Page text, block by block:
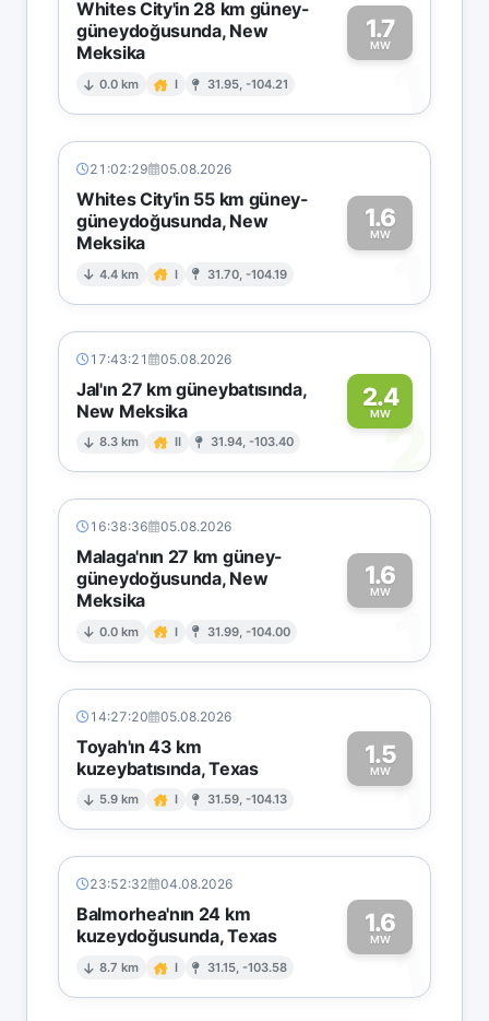
Whites City'in 28 km güney-
güneydoğusunda, New
Meksika
0.0 km I 31.95, -104.21
1.7
MW
1
21:02:29 05.08.2026
Whites City'in 55 km güney-
güneydoğusunda, New
Meksika
4.4 km I 31.70, -104.19
1.6
MW
1
17:43:21 05.08.2026
Jal'ın 27 km güneybatısında,
New Meksika
8.3 km II 31.94, -103.40
2.4
MW2
16:38:36 05.08.2026
Malaga'nın 27 km güney-
güneydoğusunda, New
Meksika
0.0 km I 31.99, -104.00
1.6
MW
1
14:27:20 05.08.2026
Toyah'ın 43 km
kuzeybatısında, Texas
5.9 km I 31.59, -104.13
1.5
MW1
23:52:32 04.08.2026
Balmorhea'nın 24 km
kuzeydoğusunda, Texas
8.7 km I 31.15, -103.58
1.6
MW1